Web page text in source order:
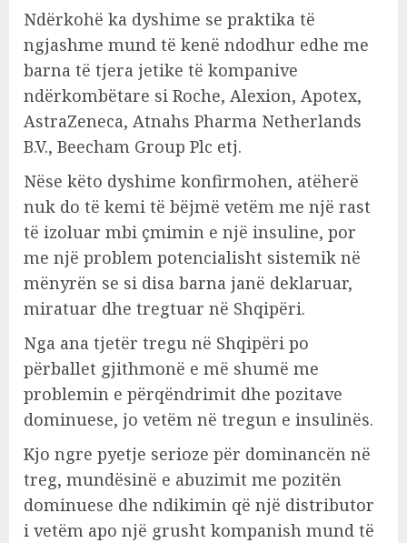
Ndërkohë ka dyshime se praktika të
ngjashme mund të kenë ndodhur edhe me
barna të tjera jetike të kompanive
ndërkombëtare si Roche, Alexion, Apotex,
AstraZeneca, Atnahs Pharma Netherlands
B.V., Beecham Group Plc etj.
Nëse këto dyshime konfirmohen, atëherë
nuk do të kemi të bëjmë vetëm me një rast
të izoluar mbi çmimin e një insuline, por
me një problem potencialisht sistemik në
mënyrën se si disa barna janë deklaruar,
miratuar dhe tregtuar në Shqipëri.
Nga ana tjetër tregu në Shqipëri po
përballet gjithmonë e më shumë me
problemin e përqëndrimit dhe pozitave
dominuese, jo vetëm në tregun e insulinës.
Kjo ngre pyetje serioze për dominancën në
treg, mundësinë e abuzimit me pozitën
dominuese dhe ndikimin që një distributor
i vetëm apo një grusht kompanish mund të